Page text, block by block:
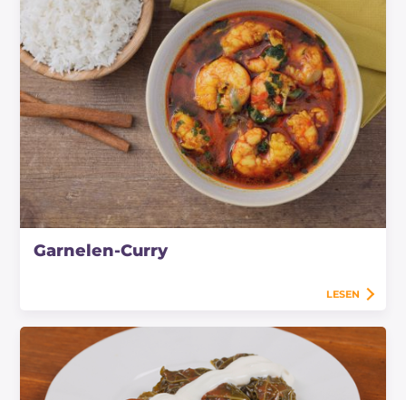
Garnelen-Curry
LESEN